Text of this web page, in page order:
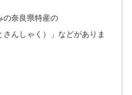
の奈良県特産の
さんしゃく）」などがありま